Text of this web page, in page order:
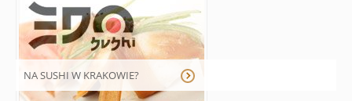
NA SUSHI W KRAKOWIE?